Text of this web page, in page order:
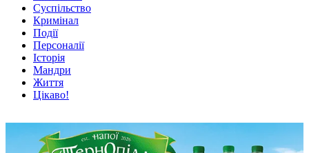
Суспільство
Кримінал
Події
Персоналії
Історія
Мандри
Життя
Цікаво!